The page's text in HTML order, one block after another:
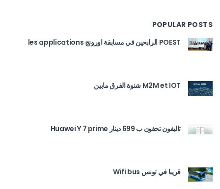
POPULAR POSTS
POEST الرابحين في مسابقة اورونج les applications
M2M et IOT شنوة الفرق مابين
تاليفون تحفون ب 699 دينار Huawei Y 7 prime
قريبا في تونس Wifi bus